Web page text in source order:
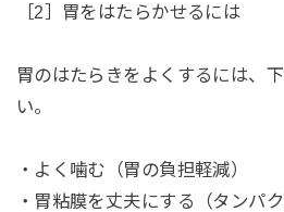
［2］胃をはたらかせるには
胃のはたらきをよくするには、
い。
・よく噛む（胃の負担軽減）
・胃粘膜を丈夫にする（タンパ